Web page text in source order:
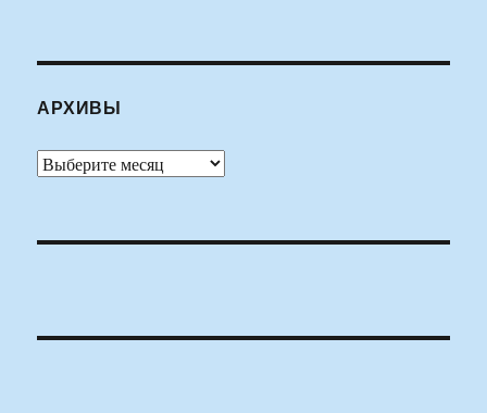
АРХИВЫ
Архивы